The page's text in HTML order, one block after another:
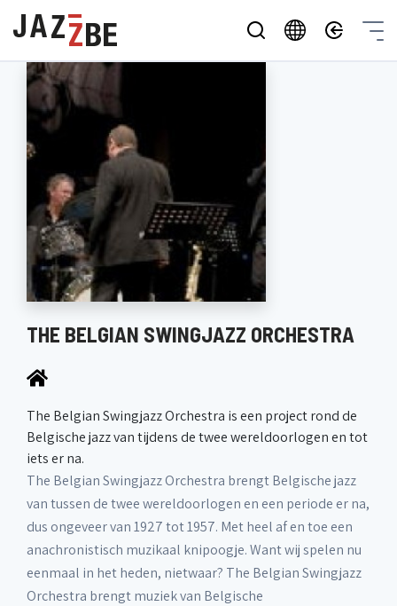
THE BELGIAN SWINGJAZZ ORCHESTRA
The Belgian Swingjazz Orchestra is een project rond de
Belgische jazz van tijdens de twee wereldoorlogen en tot
iets er na.
The Belgian Swingjazz Orchestra brengt Belgische jazz
van tussen de twee wereldoorlogen en een periode er na,
dus ongeveer van 1927 tot 1957. Met heel af en toe een
anachronistisch muzikaal knipoogje. Want wij spelen nu
eenmaal in het heden, nietwaar? The Belgian Swingjazz
Orchestra brengt muziek van Belgische